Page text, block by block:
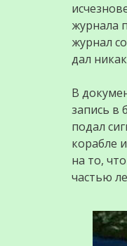
журнала
журнал
дал
В
запись в
подал
корабле
на то,
частью